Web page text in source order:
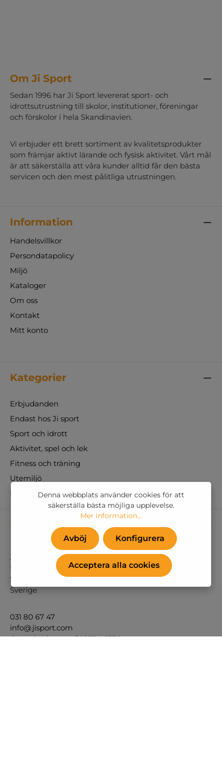
Om Ji Sport
Sedan 1996 har Ji Sport levererat sport- och
idrottsutrustning till skolor, institutioner, föreningar
och förskolor i hela Skandinavien.
Vi erbjuder ett brett sortiment av kvalitetsprodukter
som främjar aktivt lärande och fysisk aktivitet. Vårt mål
är att säkerställa att våra kunder alltid får den bästa
servicen och den mest pålitliga utrustningen.
Information
Handelsvillkor
Persondatapolicy
Miljö
Kataloger
Om oss
Kontakt
Mitt konto
Kategorier
Erbjudanden
Endast hos Ji sport
Sport och idrott
Aktivitet, spel och lek
Fitness och träning
Utemiljö
Inredning
Kontaktupplysningar
Ji Sport A/S
Ubox 236
SE-202 29 MALMÖ
Sverige
031 80 67 47
info@jisport.com
Organisations nr. 302334-5378
Denna webbplats använder cookies för att
säkerställa bästa möjliga upplevelse.
Mer information...
Avböj Konfigurera
Acceptera alla cookies